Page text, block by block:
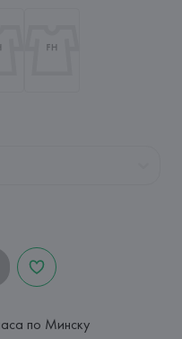
по Минску